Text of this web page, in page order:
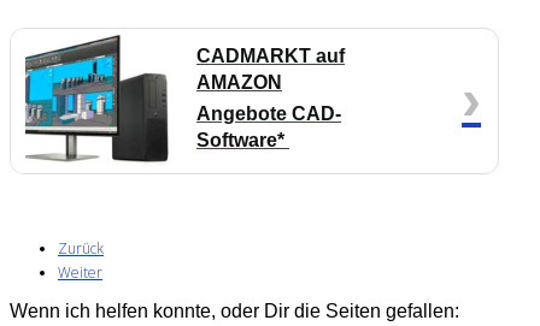
CADMARKT auf
AMAZON
Angebote CAD-
Software*
›
Zurück
Weiter
Wenn ich helfen konnte, oder Dir die Seiten gefallen: